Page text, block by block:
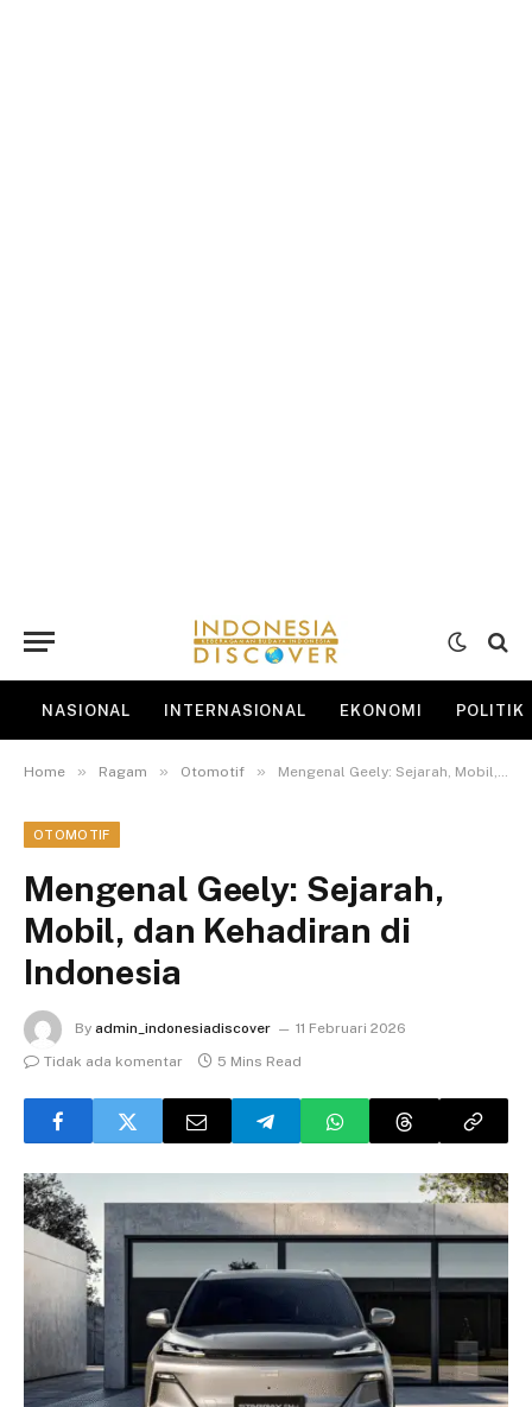
NASIONAL INTERNASIONAL EKONOMI POLITIK
Home » Ragam » Otomotif » Mengenal Geely: Sejarah, Mobil, dan Kehadiran di Indonesia
OTOMOTIF
Mengenal Geely: Sejarah,
Mobil, dan Kehadiran di
Indonesia
By admin_indonesiadiscover
11 Februari 2026
Tidak ada komentar
5 Mins Read